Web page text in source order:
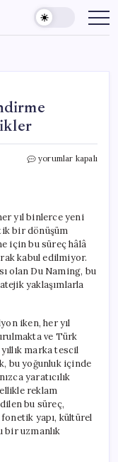
Türkiye’de
Yenilikler
için
yorumlar kapalı
yıl binlerce yeni
bir dönüşüm
için bu süreç hâlâ
kabul edilmiyor.
olan Du Naming, bu
yaklaşımlarla
iken, her yıl
ve Türk
marka tescil
bu yoğunluk içinde
yaratıcılık
reklam
bu süreç,
yapı, kültürel
bir uzmanlık